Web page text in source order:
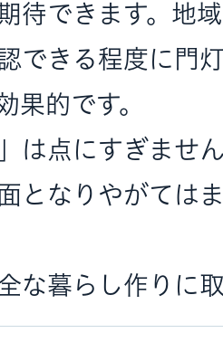
待できます。地
できる程度に門
果的です。
は点にすぎませ
となりやがては
な暮らし作りに